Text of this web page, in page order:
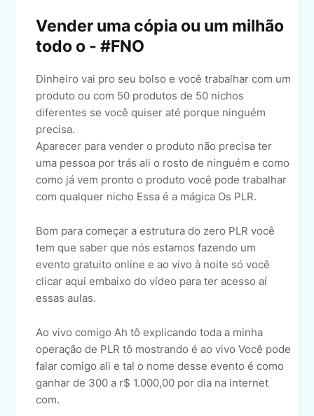
Vender uma cópia ou um milhão
todo o - #FNO
Dinheiro vai pro seu bolso e você trabalhar com um
produto ou com 50 produtos de 50 nichos
diferentes se você quiser até porque ninguém
precisa.
Aparecer para vender o produto não precisa ter
uma pessoa por trás ali o rosto de ninguém e como
como já vem pronto o produto você pode trabalhar
com qualquer nicho Essa é a mágica Os PLR.
Bom para começar a estrutura do zero PLR você
tem que saber que nós estamos fazendo um
evento gratuito online e ao vivo à noite só você
clicar aqui embaixo do vídeo para ter acesso aí
essas aulas.
Ao vivo comigo Ah tô explicando toda a minha
operação de PLR tô mostrando é ao vivo Você pode
falar comigo ali e tal o nome desse evento é como
ganhar de 300 a r$ 1.000,00 por dia na internet
com.